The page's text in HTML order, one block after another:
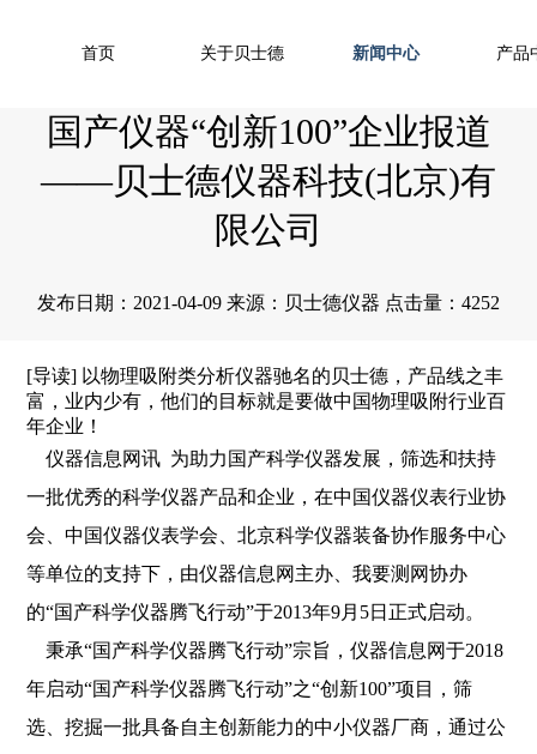
首页 关于贝士德 新闻中心 产品
国产仪器“创新100”企业报道
——贝士德仪器科技(北京)有
限公司
发布日期：2021-04-09 来源：贝士德仪器 点击量：4252
[导读] 以物理吸附类分析仪器驰名的贝士德，产品线之丰
富，业内少有，他们的目标就是要做中国物理吸附行业百
年企业！
仪器信息网讯 为助力国产科学仪器发展，筛选和扶持
一批优秀的科学仪器产品和企业，在中国仪器仪表行业协
会、中国仪器仪表学会、北京科学仪器装备协作服务中心
等单位的支持下，由仪器信息网主办、我要测网协办
的“国产科学仪器腾飞行动”于2013年9月5日正式启动。
秉承“国产科学仪器腾飞行动”宗旨，仪器信息网于2018
年启动“国产科学仪器腾飞行动”之“创新100”项目，筛
选、挖掘一批具备自主创新能力的中小仪器厂商，通过公